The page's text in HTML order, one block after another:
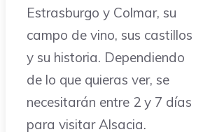
Estrasburgo y Colmar, su
campo de vino, sus castillos
y su historia. Dependiendo
de lo que quieras ver, se
necesitarán entre 2 y 7 días
para visitar Alsacia.